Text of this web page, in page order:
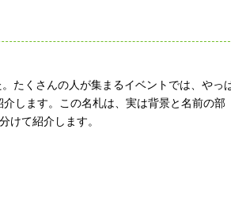
たくさんの人が集まるイベントでは、やっ
します。この名札は、実は背景と名前の部
けて紹介します。